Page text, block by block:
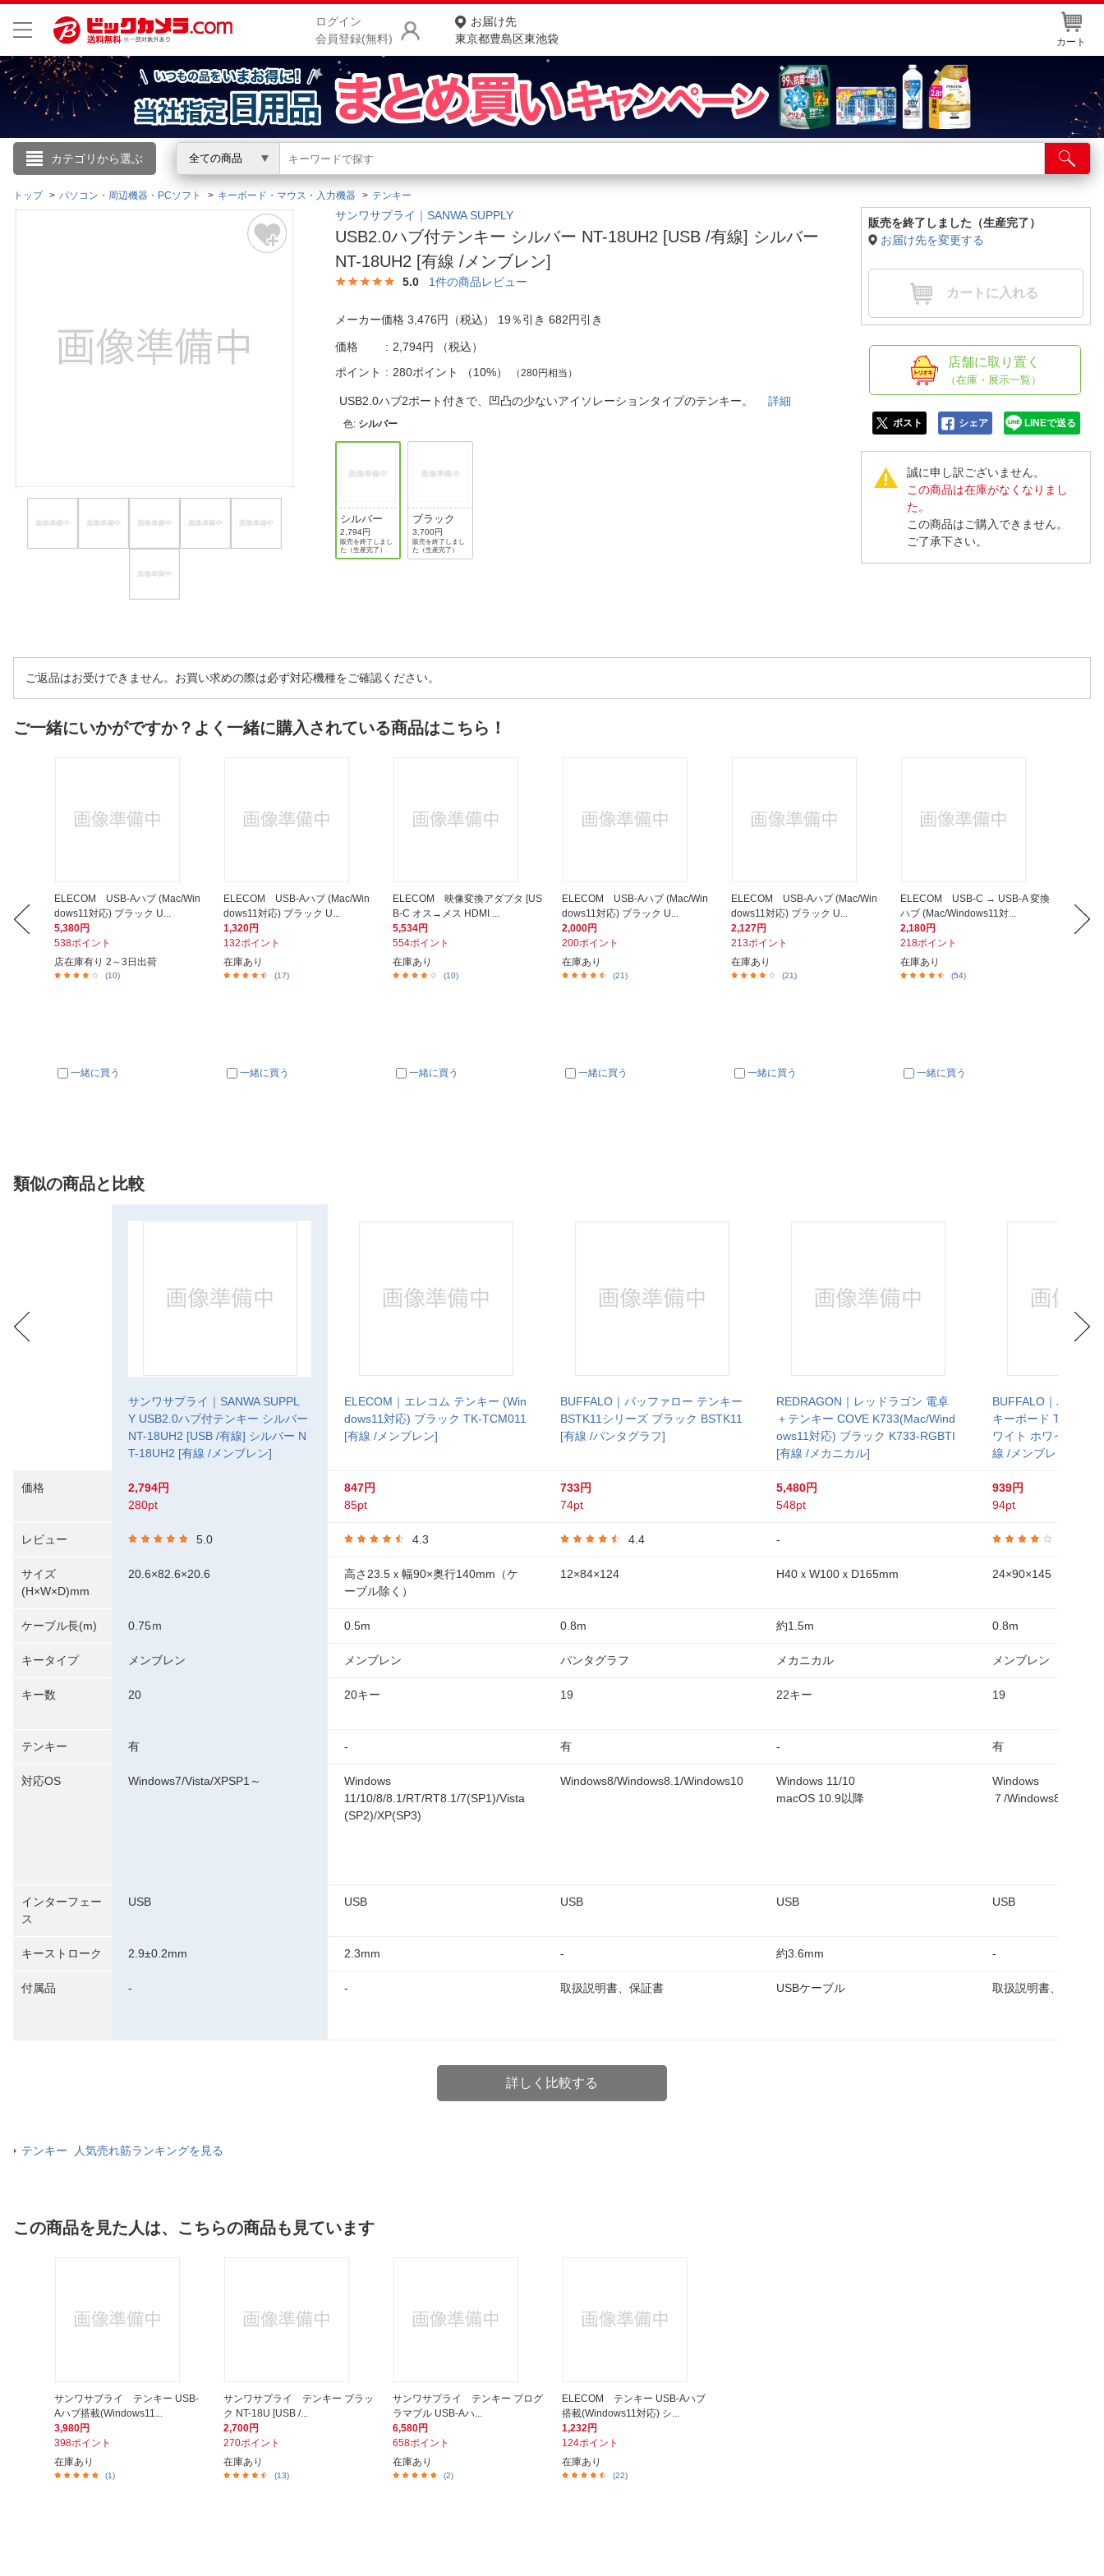
ログイン
会員登録(無料)
お届け先
東京都豊島区東池袋
カート
カテゴリから選ぶ 全ての商品
こんにちは
ログイン
閲覧履歴
商品をさがす
ランキングからさがす
カテゴリ一覧からさがす
ご利用ガイド
よくある質問・お問合せ
ご利用規約
店舗サービス
ネット取り置き
店舗情報・店舗一覧
IR情報
トップ パソコン・周辺機器・PCソフト キーボード・マウス・入力機器 テンキー
サンワサプライ｜SANWA SUPPLY
USB2.0ハブ付テンキー シルバー NT-18UH2 [USB /有線] シルバー
NT-18UH2 [有線 /メンブレン]
5.0 1件の商品レビュー
メーカー価格 3,476円（税込） 19％引き 682円引き
価格 2,794円
（税込）
ポイント
280ポイント （10%） （280円相当）
USB2.0ハブ2ポート付きで、凹凸の少ないアイソレーションタイプのテンキー。詳細
色: シルバー
シルバー
2,794円
販売を終了しまし
た（生産完了）
ブラック
3,700円
販売を終了しまし
た（生産完了）
販売を終了しました（生産完了）
お届け先を変更する
カートに入れる
店舗に取り置く
（在庫・展示一覧）
ポスト シェア LINEで送る
誠に申し訳ございません。
この商品は在庫がなくなりまし
た。
この商品はご購入できません。
ご了承下さい。
ご返品はお受けできません。お買い求めの際は必ず対応機種をご確認ください。
ご一緒にいかがですか？よく一緒に購入されている商品はこちら！
ELECOM USB-Aハブ (Mac/Win
dows11対応) ブラック U...
5,380円
538ポイント
店在庫有り 2～3日出荷
(10)
一緒に買う
ELECOM USB-Aハブ (Mac/Win
dows11対応) ブラック U...
1,320円
132ポイント
在庫あり
(17)
一緒に買う
ELECOM 映像変換アダプタ [US
B-C オス→メス HDMI ...
5,534円
554ポイント
在庫あり
(10)
一緒に買う
ELECOM USB-Aハブ (Mac/Win
dows11対応) ブラック U...
2,000円
200ポイント
在庫あり
(21)
一緒に買う
ELECOM USB-Aハブ (Mac/Win
dows11対応) ブラック U...
2,127円
213ポイント
在庫あり
(21)
一緒に買う
ELECOM USB-C → USB-A 変換
ハブ (Mac/Windows11対...
2,180円
218ポイント
在庫あり
(54)
一緒に買う
ハブ
2,980円
類似の商品と比較
価格
レビュー
サイズ
(H×W×D)mm
ケーブル長(m)
キータイプ
キー数
テンキー
対応OS
インターフェー
ス
キーストローク
付属品
サンワサプライ｜SANWA SUPPL
Y USB2.0ハブ付テンキー シルバー
NT-18UH2 [USB /有線] シルバー N
T-18UH2 [有線 /メンブレン]
2,794円
280pt
5.0
20.6×82.6×20.6
0.75ｍ
メンブレン
20
有
Windows7/Vista/XPSP1～
USB
2.9±0.2mm
-
ELECOM｜エレコム テンキー (Win
dows11対応) ブラック TK-TCM011
[有線 /メンブレン]
847円
85pt
4.3
高さ23.5ｘ幅90×奥行140mm（ケ
ーブル除く）
0.5m
メンブレン
20キー
-
Windows
11/10/8/8.1/RT/RT8.1/7(SP1)/Vista
(SP2)/XP(SP3)
USB
2.3mm
-
BUFFALO｜バッファロー テンキー
BSTK11シリーズ ブラック BSTK11
[有線 /パンタグラフ]
733円
74pt
4.4
12×84×124
0.8m
パンタグラフ
19
有
Windows8/Windows8.1/Windows10
USB
-
取扱説明書、保証書
REDRAGON｜レッドラゴン 電卓
＋テンキー COVE K733(Mac/Wind
ows11対応) ブラック K733-RGBTI
[有線 /メカニカル]
5,480円
548pt
-
H40ｘW100ｘD165mm
約1.5m
メカニカル
22キー
-
Windows 11/10
macOS 10.9以降
USB
約3.6mm
USBケーブル
BUFFALO｜バッフ
キーボード Tabキー
ワイト ホワイト
線 /メンブレン]
939円
94pt
24×90×145
0.8m
メンブレン
19
有
Windows
７/Windows8.1/
USB
-
取扱説明書、保証書
詳しく比較する
テンキー 人気売れ筋ランキングを見る
この商品を見た人は、こちらの商品も見ています
サンワサプライ テンキー USB-
Aハブ搭載(Windows11...
3,980円
398ポイント
在庫あり
(1)
サンワサプライ テンキー ブラッ
ク NT-18U [USB /...
2,700円
270ポイント
在庫あり
(13)
サンワサプライ テンキー プログ
ラマブル USB-Aハ...
6,580円
658ポイント
在庫あり
(2)
ELECOM テンキー USB-Aハブ
搭載(Windows11対応) シ...
1,232円
124ポイント
在庫あり
(22)